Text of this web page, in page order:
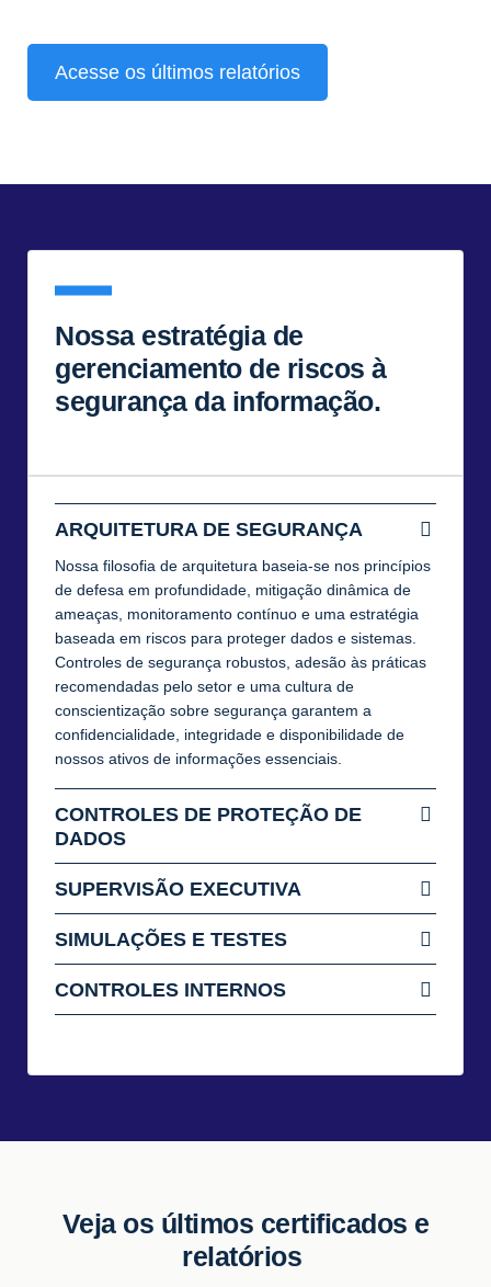
Acesse os últimos relatórios
Nossa estratégia de
gerenciamento de riscos à
segurança da informação.
ARQUITETURA DE SEGURANÇA
Nossa filosofia de arquitetura baseia-se nos princípios
de defesa em profundidade, mitigação dinâmica de
ameaças, monitoramento contínuo e uma estratégia
baseada em riscos para proteger dados e sistemas.
Controles de segurança robustos, adesão às práticas
recomendadas pelo setor e uma cultura de
conscientização sobre segurança garantem a
confidencialidade, integridade e disponibilidade de
nossos ativos de informações essenciais.
CONTROLES DE PROTEÇÃO DE
DADOS
SUPERVISÃO EXECUTIVA
SIMULAÇÕES E TESTES
CONTROLES INTERNOS
Veja os últimos certificados e
relatórios